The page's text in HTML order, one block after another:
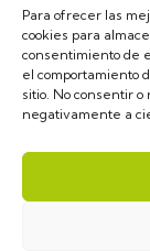
Para ofrecer las
cookies para
consentimiento de
el comportamiento
sitio. No consentir
negativamente a
los derechos